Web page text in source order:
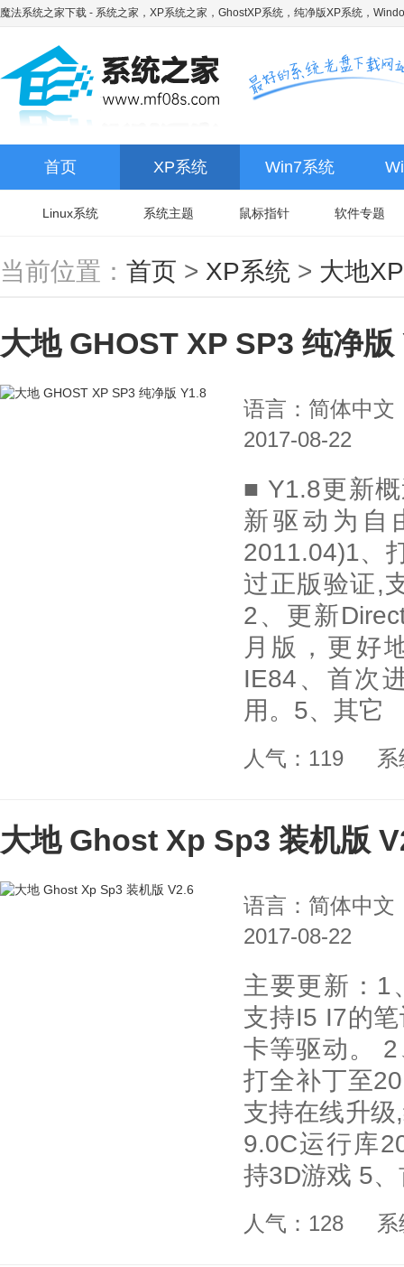
魔法系统之家下载 - 系统之家，XP系统之家，GhostXP系统，纯净版XP系统，
首页 XP系统 Win7系统
Linux系统 系统主题 鼠标指针 软件专题
当前位置： 首页 > XP系统 > 大地
大地 GHOST XP SP3 纯净版
语言：简体中文
2017-08-22
■ Y1.8更新
新驱动为自
2011.04)1、
过正版验证,
2、更新
月版，更好
IE84、首次
用。5、其它
人气：119
大地 Ghost Xp Sp3 装机版
语言：简体中文
2017-08-22
主要更新：1
支持I5 I7的
卡等驱动。
打全补丁至
支持在线升
9.0C运行库
持3D游戏 5
人气：128